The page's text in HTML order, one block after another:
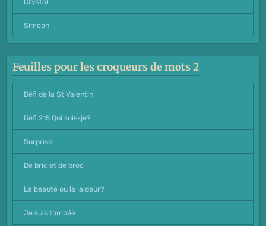
Siméon
Feuilles pour les croqueurs de mots 2
Défi de la St Valentin
Défi 215 Qui suis-je?
Surprise
De bric et de broc
La beauté ou la laideur?
Je suis tombée